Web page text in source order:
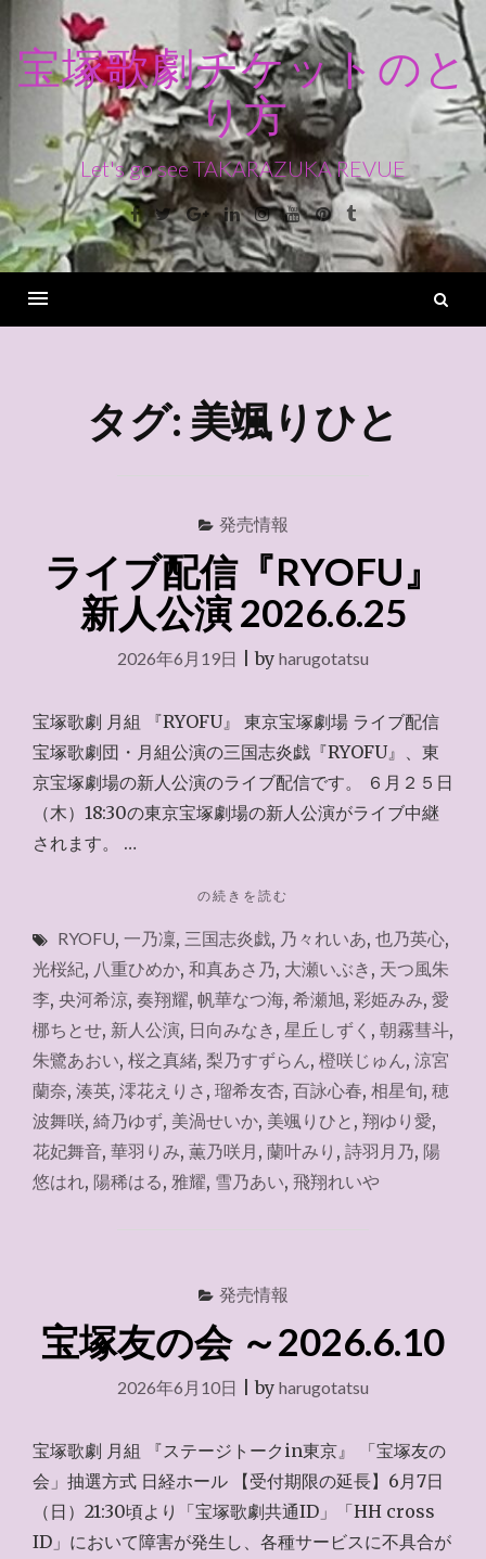
ン
ス
キ
ッ
宝塚歌劇チケットのと
り方
Let's go see TAKARAZUKA REVUE
Facebook
TwitterGoogle+LinkedinInstagram
YoutubePinterest
Tumblr
タグ: 美颯りひと
発売情報
ライブ配信『RYOFU』
新人公演 2026.6.25
2026年6月19日 |by harugotatsu
宝塚歌劇 月組 『RYOFU』 東京宝塚劇場 ライブ配信
宝塚歌劇団・月組公演の三国志炎戯『RYOFU』、東
京宝塚劇場の新人公演のライブ配信です。 ６月２５日
（木）18:30の東京宝塚劇場の新人公演がライブ中継
されます。 …
"ラ
ブ
配
『RYOFU』
新
人
演
2026.6.25"
の続きを読む
RYOFU, 一乃凜, 三国志炎戯, 乃々れいあ, 也乃英心,
光桜紀, 八重ひめか, 和真あさ乃, 大瀬いぶき , 天つ風朱
李, 央河希涼, 奏翔耀, 帆華なつ海, 希瀬旭, 彩姫みみ, 愛
梛ちとせ, 新人公演, 日向みなき , 星丘しずく , 朝霧彗斗,
朱鷺あおい, 桜之真緒, 梨乃すずらん, 橙咲じゅん, 涼宮
蘭奈, 湊英, 澪花えりさ , 瑠希友杏, 百詠心春, 相星旬, 穂
波舞咲, 綺乃ゆず, 美渦せいか, 美颯りひと , 翔ゆり愛,
花妃舞音, 華羽りみ, 薫乃咲月 , 蘭叶みり , 詩羽月乃, 陽
悠はれ, 陽稀はる, 雅耀, 雪乃あい, 飛翔れいや
発売情報
宝塚友の会 ～2026.6.10
2026年6月10日 |by harugotatsu
宝塚歌劇 月組 『ステージトークin東京』 「宝塚友の
会」抽選方式 日経ホール 【受付期限の延長】6月7日
（日）21:30頃より「宝塚歌劇共通ID」「HH cross
ID」において障害が発生し、各種サービスに不具合が